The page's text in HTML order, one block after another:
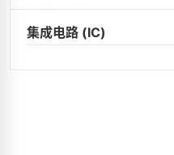
集成电路 (IC)